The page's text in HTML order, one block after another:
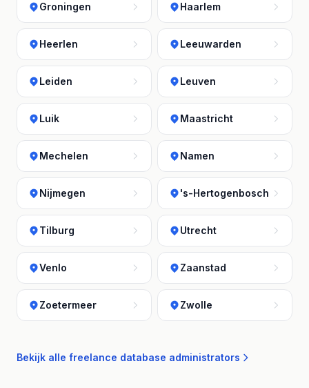
Groningen Haarlem
Heerlen Leeuwarden
Leiden Leuven
Luik Maastricht
Mechelen Namen
Nijmegen 's-Hertogenbosch
Tilburg Utrecht
Venlo Zaanstad
Zoetermeer Zwolle
Bekijk alle freelance database administrators